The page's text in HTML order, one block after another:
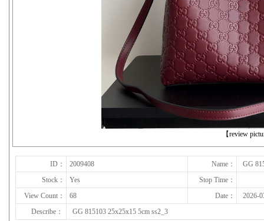
【review
下一张
ID： 2009408 Name：
GG
Stock：
Yes
Stop Time：
View Count：
68 Date：
2026-
Describe：
GG 815103 25x25x15 5cm ss2_3